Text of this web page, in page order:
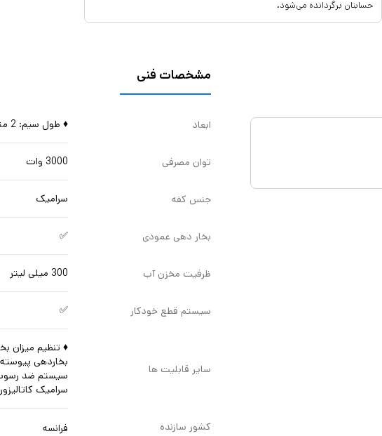
حسابتان برگردانده می‌شود.
مشخصات فنی
ابعاد ♦ طول سیم: 2 متر
توان مصرفی 3000 وات
جنس کفه سرامیک
بخار دهی عمودی ✅
ظرفیت مخزن آب 300 میلی لیتر
سیستم قطع خودکار ✅
سایر قابلیت ها
سيستم ضد
سرامیک
کشور سازنده فرانسه